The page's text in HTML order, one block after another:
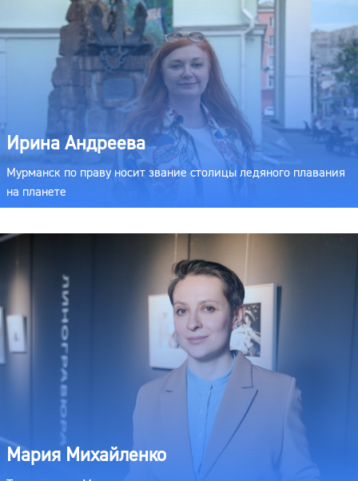
Ирина Андреева
Мурманск по праву носит звание столицы ледяного плавания
на планете
Мария Михайленко